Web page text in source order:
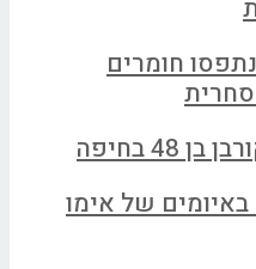
חומרים
בחיפה
באיומים של אימו